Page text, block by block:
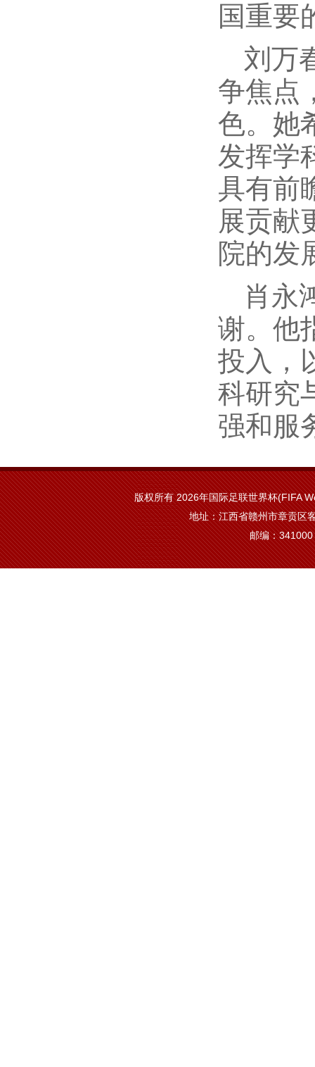
国重要
刘万
争焦点
色。她
发挥学
具有前
展贡献
院的发
肖永
谢。他
投入，
科研究
强和服
版权所有 2026年国际足联世界杯(FIFA
地址：江西省赣州市章贡区
邮编：341000